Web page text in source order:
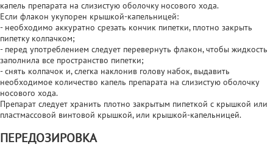
капель препарата на слизистую оболочку носового хода.
Если флакон укупорен крышкой-капельницей:
- необходимо аккуратно срезать кончик пипетки, плотно закрыть
пипетку колпачком;
- перед употреблением следует перевернуть флакон, чтобы жидкость
заполнила все пространство пипетки;
- снять колпачок и, слегка наклонив голову набок, выдавить
необходимое количество капель препарата на слизистую оболочку
носового хода.
Препарат следует хранить плотно закрытым пипеткой с крышкой или
пластмассовой винтовой крышкой, или крышкой-капельницей.
ПЕРЕДОЗИРОВКА